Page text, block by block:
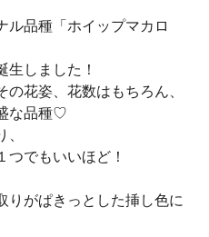
ル品種「ホイップマカロ
生しました！
花姿、花数はもちろん、
な品種♡
つでもいいほど！
りがぱきっとした挿し色に